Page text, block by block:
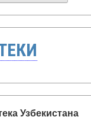
Узбекистана